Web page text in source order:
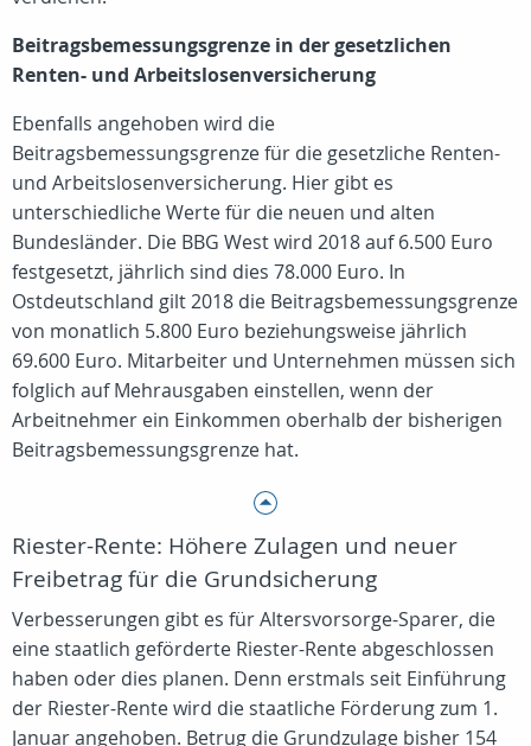
Beitragsbemessungsgrenze in der gesetzlichen
Renten- und Arbeitslosenversicherung
Ebenfalls angehoben wird die
Beitragsbemessungsgrenze für die gesetzliche Renten-
und Arbeitslosenversicherung. Hier gibt es
unterschiedliche Werte für die neuen und alten
Bundesländer. Die BBG West wird 2018 auf 6.500 Euro
festgesetzt, jährlich sind dies 78.000 Euro. In
Ostdeutschland gilt 2018 die Beitragsbemessungsgrenze
von monatlich 5.800 Euro beziehungsweise jährlich
69.600 Euro. Mitarbeiter und Unternehmen müssen sich
folglich auf Mehrausgaben einstellen, wenn der
Arbeitnehmer ein Einkommen oberhalb der bisherigen
Beitragsbemessungsgrenze hat.
Riester-Rente: Höhere Zulagen und neuer
Freibetrag für die Grundsicherung
Verbesserungen gibt es für Altersvorsorge-Sparer, die
eine staatlich geförderte Riester-Rente abgeschlossen
haben oder dies planen. Denn erstmals seit Einführung
der Riester-Rente wird die staatliche Förderung zum 1.
Januar angehoben. Betrug die Grundzulage bisher 154